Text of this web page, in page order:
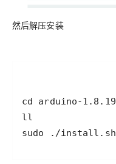
然后解压安装
sudo ./install.sh